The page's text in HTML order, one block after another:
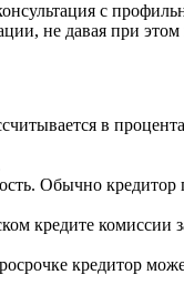
с
не давая при
в
Обычно кредитор
кредите комиссии
кредитор